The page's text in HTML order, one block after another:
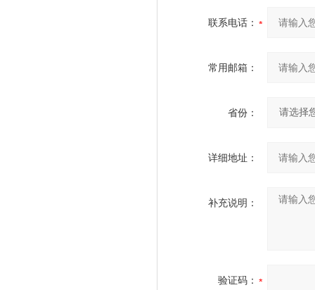
联系电话：
常用邮箱：
省份：
详细地址：
补充说明：
验证码：